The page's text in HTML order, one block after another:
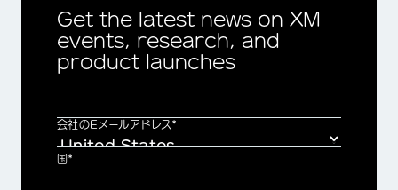
Get the latest news on XM
events, research, and
product launches
会社のEメールアドレス*
国*